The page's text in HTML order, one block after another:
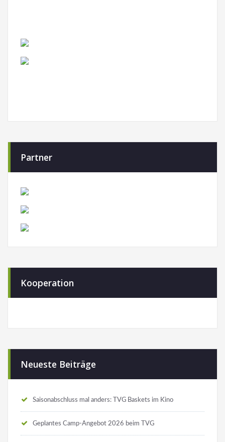
Partner
Kooperation
Neueste Beiträge
Saisonabschluss mal anders: TVG Baskets im Kino
Geplantes Camp-Angebot 2026 beim TVG